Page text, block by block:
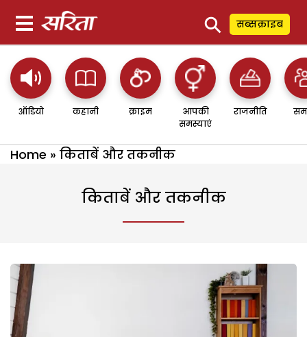
⚲ सब्सक्राइब
ऑडियो कहानी क्राइम
आपकी
समस्याएं
राजनीति
Home » किताबें और तकनीक
किताबें और तकनीक